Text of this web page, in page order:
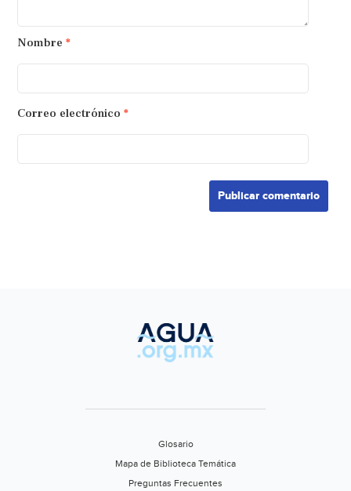
Nombre *
Correo electrónico *
Glosario
Mapa de Biblioteca Temática
Preguntas Frecuentes